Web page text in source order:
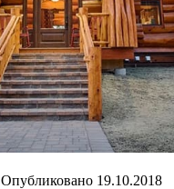
Опубликовано 19.10.2018